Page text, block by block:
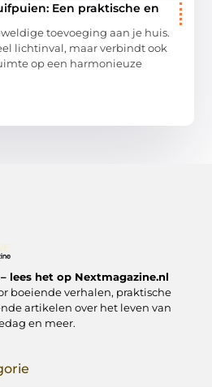
Een praktische en
toevoeging aan je huis.
lichtinval, maar verbindt ook
op een harmonieuze
lees het op Nextmagazine.nl
boeiende verhalen, praktische
artikelen over het leven van
en meer.